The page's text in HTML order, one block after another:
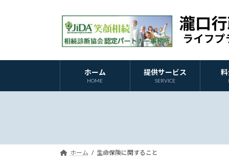
ツ
シ
ホーム
HOME
提供サービス
SERVICE
ホーム 生命保険に関すること